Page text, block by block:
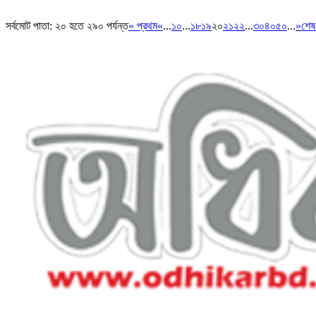
সর্বমোট পাতা: ২০ হতে ২৯০ পর্যন্ত« প্রথম«...১০...১৮১৯২০২১২২...৩০৪০৫০...»